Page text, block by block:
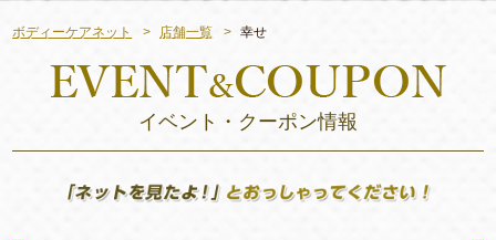
ボディーケアネット 店舗一覧 幸せ
イベント・クーポン情報